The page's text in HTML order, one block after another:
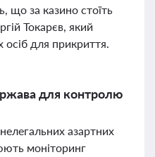
що за казино стоїть
Токарєв, який
осіб для прикриття.
для контролю
азартних
моніторинг